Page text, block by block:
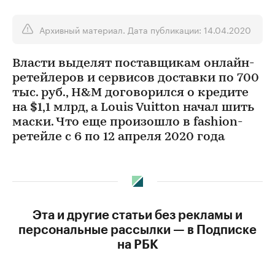
Архивный материал. Дата публикации: 14.04.2020
Власти выделят поставщикам онлайн-
ретейлеров и сервисов доставки по 700
тыс. руб., H&M договорился о кредите
на $1,1 млрд, a Louis Vuitton начал шить
маски. Что еще произошло в fashion-
ретейле с 6 по 12 апреля 2020 года
Эта и другие статьи без рекламы и
персональные рассылки — в Подписке
на РБК